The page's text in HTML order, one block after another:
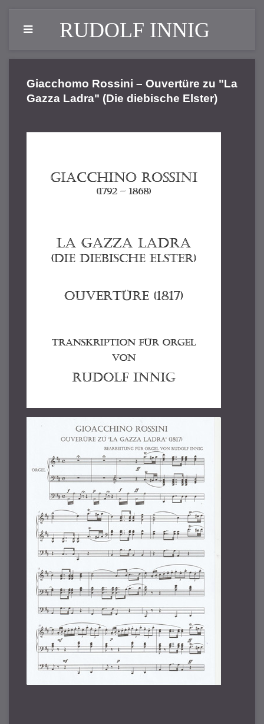
RUDOLF INNIG
Giacchomo Rossini – Ouvertüre zu "La
Gazza Ladra" (Die diebische Elster)